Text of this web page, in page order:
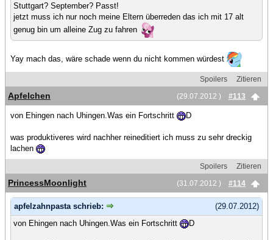
Stuttgart? September? Passt!
jetzt muss ich nur noch meine Eltern überreden das ich mit 17 alt
genug bin um alleine Zug zu fahren
Yay mach das, wäre schade wenn du nicht kommen würdest
Spoilers
Zitieren
(29.07.2012 )
#113
Apfelchen
von Ehingen nach Uhingen.Was ein Fortschritt D
was produktiveres wird nachher reineditiert ich muss zu sehr dreckig
lachen
Spoilers
Zitieren
(31.07.2012 )
#114
PrincessMoonlight
(29.07.2012)
apfelzahnpasta schrieb:
von Ehingen nach Uhingen.Was ein Fortschritt
D